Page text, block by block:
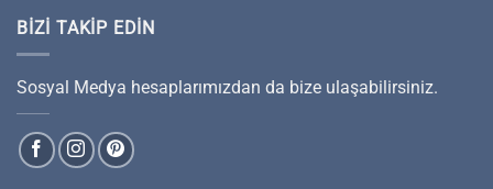
BIZI TAKIP EDIN
Sosyal Medya hesaplarımızdan da bize ulaşabilirsiniz.